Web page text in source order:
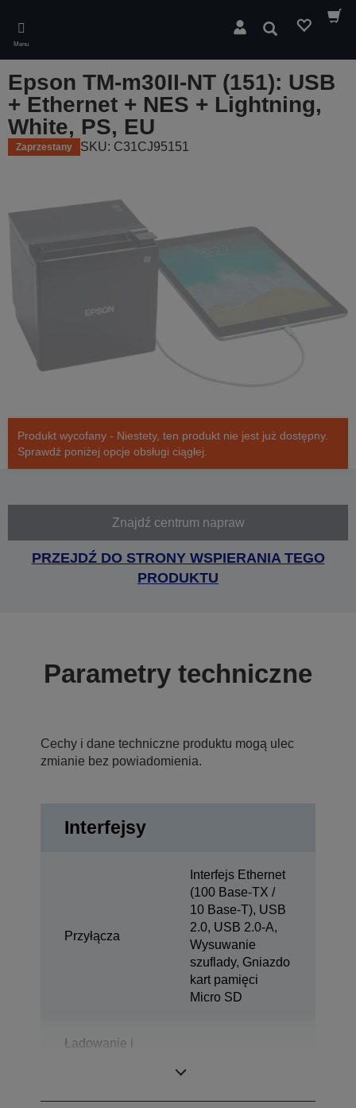
main
content
Menu
Wyszukaj
Epson TM-m30II-NT (151): USB
+ Ethernet + NES + Lightning,
White, PS, EU
Zaprzestany SKU: C31CJ95151
Produkt wycofany - Niestety, ten produkt nie jest już dostępny.
Sprawdź poniżej opcje obsługi ciągłej.
Znajdź centrum napraw
PRZEJDŹ DO STRONY WSPIERANIA TEGO
PRODUKTU
Parametry techniczne
Cechy i dane techniczne produktu mogą ulec
zmianie bez powiadomienia.
Interfejsy
Przyłącza
Interfejs Ethernet
(100 Base-TX /
10 Base-T), USB
2.0, USB 2.0-A,
Wysuwanie
szuflady, Gniazdo
kart pamięci
Micro SD
Ładowanie i